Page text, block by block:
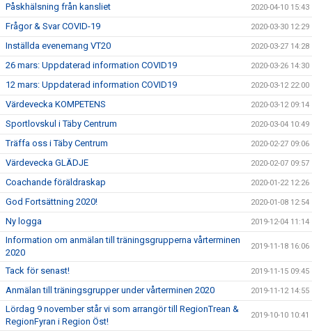
Påskhälsning från kansliet 2020-04-10 15:43
Frågor & Svar COVID-19 2020-03-30 12:29
Inställda evenemang VT20 2020-03-27 14:28
26 mars: Uppdaterad information COVID19 2020-03-26 14:30
12 mars: Uppdaterad information COVID19 2020-03-12 22:00
Värdevecka KOMPETENS 2020-03-12 09:14
Sportlovskul i Täby Centrum 2020-03-04 10:49
Träffa oss i Täby Centrum 2020-02-27 09:06
Värdevecka GLÄDJE 2020-02-07 09:57
Coachande föräldraskap 2020-01-22 12:26
God Fortsättning 2020! 2020-01-08 12:54
Ny logga 2019-12-04 11:14
Information om anmälan till träningsgrupperna vårterminen
2020
2019-11-18 16:06
Tack för senast! 2019-11-15 09:45
Anmälan till träningsgrupper under vårterminen 2020 2019-11-12 14:55
Lördag 9 november står vi som arrangör till RegionTrean &
RegionFyran i Region Öst!
2019-10-10 10:41